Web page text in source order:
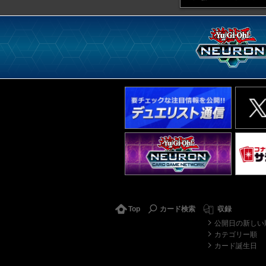
Top カード検索
収録
公開日の新しい
カテゴリー順
カード誕生日